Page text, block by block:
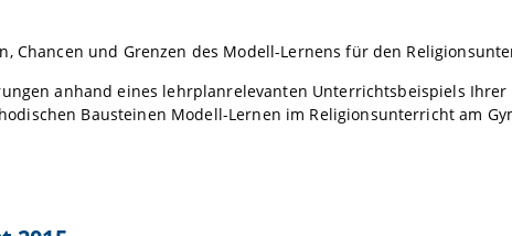
Chancen und Grenzen des Modell-Lernens für den
anhand eines lehrplanrelevanten Unterrichtsbeispiels Ihrer
Bausteinen Modell-Lernen im Religionsunterricht am